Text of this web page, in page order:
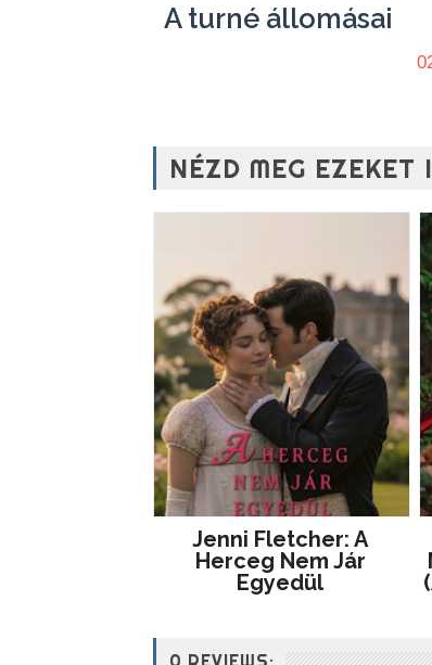
A turné állomásai
NÉZD MEG EZEKET
Jenni Fletcher: A
Herceg Nem Jár
Egyedül
0 REVIEWS: